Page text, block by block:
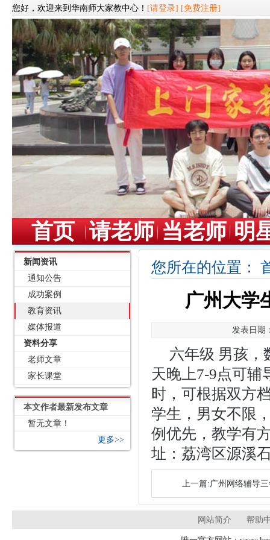
您好，欢迎来到华南师大家教中心！ [请登录] [免费注册]
首页 请老师 当老师 明
新闻资讯
通知公告
成功案例
教育资讯
媒体报道
资料分享
老师文章
家长课堂
本文作者最新发布文章
暂无文章！
更多>>
您所在的位置：
广州大学
发表日期
六年级 男孩，
天晚上7-9点可辅
时，可根据双方
学生，男女不限
例优先，教学有
址：荔湾区源溪
上一篇:广州网络辅导
网站简介 帮助